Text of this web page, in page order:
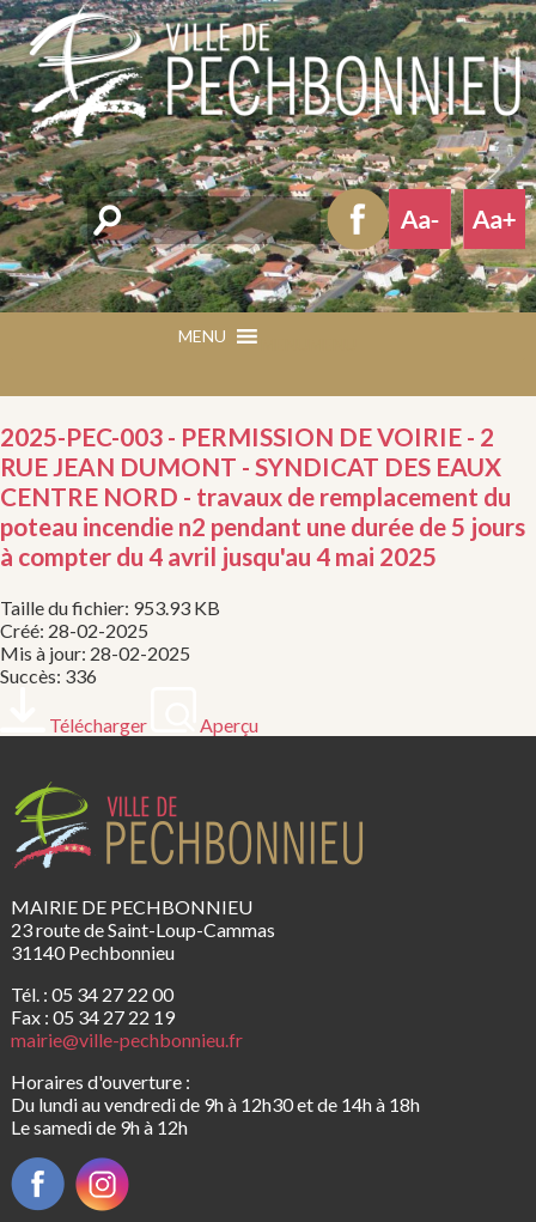
Rechercher
2025-PEC-003 - PERMISSION DE VOIRIE - 2
RUE JEAN DUMONT - SYNDICAT DES EAUX
CENTRE NORD - travaux de remplacement du
poteau incendie n2 pendant une durée de 5 jours
à compter du 4 avril jusqu'au 4 mai 2025
Taille du fichier: 953.93 KB
Créé: 28-02-2025
Mis à jour: 28-02-2025
Succès: 336
Télécharger Aperçu
MAIRIE DE PECHBONNIEU
23 route de Saint-Loup-Cammas
31140 Pechbonnieu
Tél. : 05 34 27 22 00
Fax : 05 34 27 22 19
mairie@ville-pechbonnieu.fr
Horaires d'ouverture :
Du lundi au vendredi de 9h à 12h30 et de 14h à 18h
Le samedi de 9h à 12h